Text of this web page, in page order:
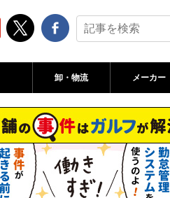
卸・物流 メーカー